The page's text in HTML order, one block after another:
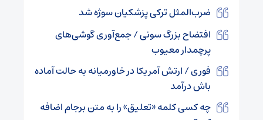
ضرب‌المثل ترکی پزشکیان سوژه شد
افتضاح بزرگ سونی / جمع‌آوری گوشی‌های
پرچمدار معیوب
فوری / ارتش آمریکا در خاورمیانه به حالت آماده
باش درآمد
چه کسی کلمه «تعلیق» را به متن برجام اضافه